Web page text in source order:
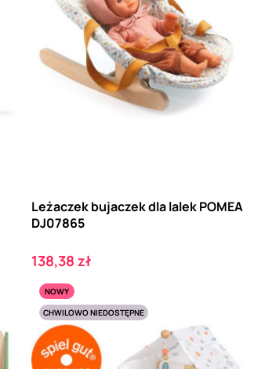
Leżaczek bujaczek dla lalek POMEA
DJ07865
Cena
138,38 zł
NOWY
CHWILOWO NIEDOSTĘPNE